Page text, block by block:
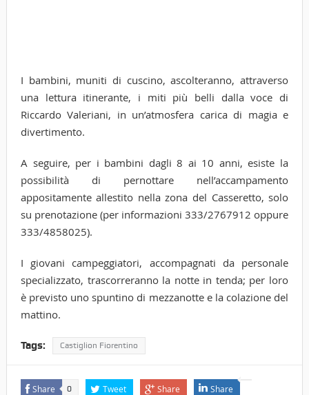
I bambini, muniti di cuscino, ascolteranno, attraverso
una lettura itinerante, i miti più belli dalla voce di
Riccardo Valeriani, in un’atmosfera carica di magia e
divertimento.
A seguire, per i bambini dagli 8 ai 10 anni, esiste la
possibilità di pernottare nell’accampamento
appositamente allestito nella zona del Casseretto, solo
su prenotazione (per informazioni 333/2767912 oppure
333/4858025).
I giovani campeggiatori, accompagnati da personale
specializzato, trascorreranno la notte in tenda; per loro
è previsto uno spuntino di mezzanotte e la colazione del
mattino.
Tags: Castiglion Fiorentino
Share 0 Tweet Share Share